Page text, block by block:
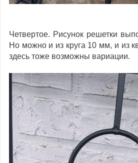
Четвертое. Рисунок решетки
Но можно и из круга 10 мм, и из
здесь тоже возможны вариации.